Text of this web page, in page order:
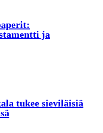
ja
tukee sieviläisiä